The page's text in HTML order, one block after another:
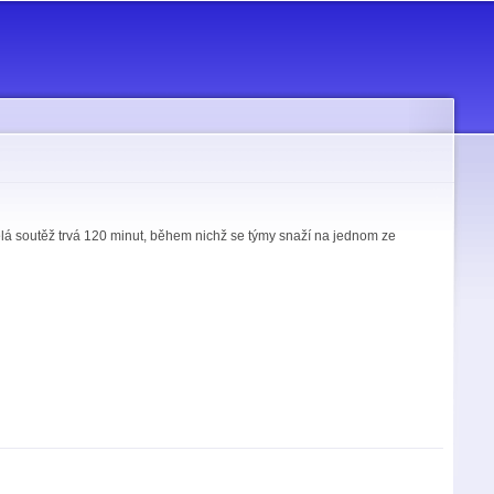
soutěž trvá 120 minut, během nichž se týmy snaží na jednom ze